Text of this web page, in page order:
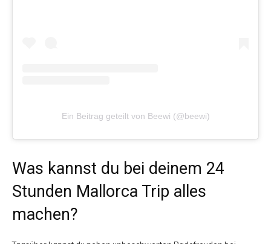
Ein Beitrag geteilt von Beewi (@beewi)
Was kannst du bei deinem 24
Stunden Mallorca Trip alles
machen?